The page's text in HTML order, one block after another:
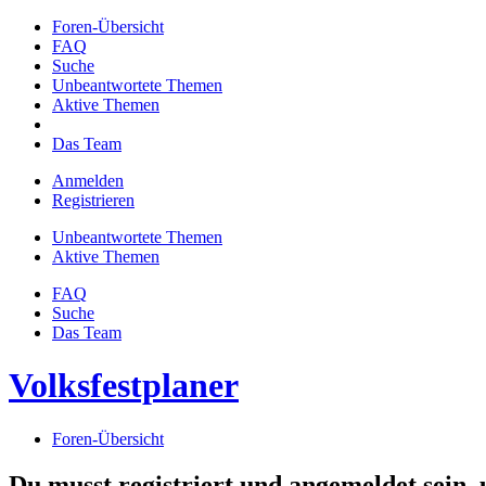
Foren-Übersicht
FAQ
Suche
Unbeantwortete Themen
Aktive Themen
Das Team
Anmelden
Registrieren
Unbeantwortete Themen
Aktive Themen
FAQ
Suche
Das Team
Volksfestplaner
Foren-Übersicht